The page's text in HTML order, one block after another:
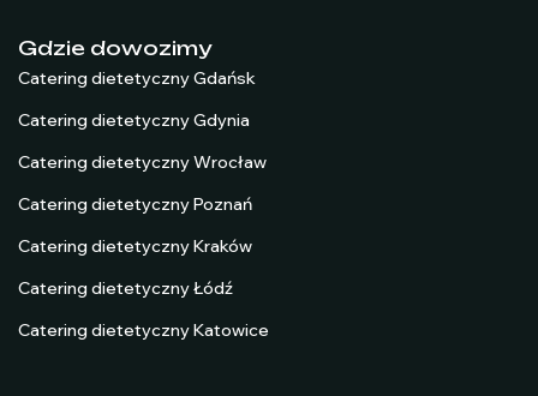
Gdzie dowozimy
Catering dietetyczny Gdańsk
Catering dietetyczny Gdynia
Catering dietetyczny Wrocław
Catering dietetyczny Poznań
Catering dietetyczny Kraków
Catering dietetyczny Łódź
Catering dietetyczny Katowice